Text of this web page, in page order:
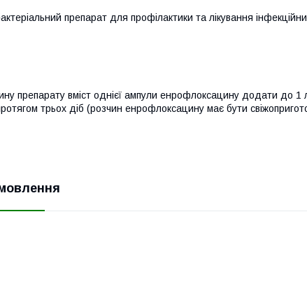
препарат для профілактики та лікування
препарату вміст однієї ампули енрофлоксацину додати до 1
трьох діб (розчин енрофлоксацину має бути